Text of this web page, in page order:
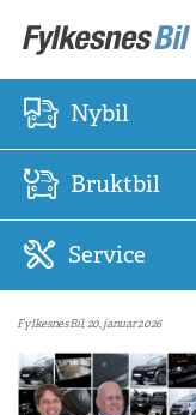
Nybil
Bruktbil
Service
Fylkesnes Bil, 20, januar 2026